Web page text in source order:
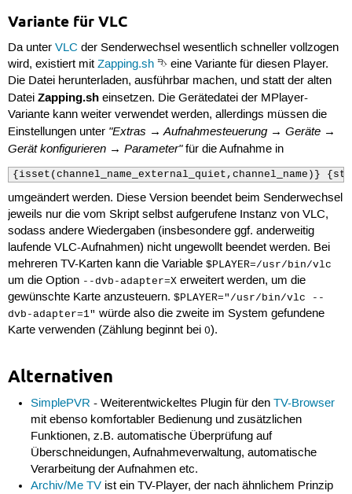
Variante für VLC
Da unter VLC der Senderwechsel wesentlich schneller vollzogen
wird, existiert mit Zapping.sh⮷ eine Variante für diesen Player.
Die Datei herunterladen, ausführbar machen, und statt der alten
Datei Zapping.sheinsetzen. Die Gerätedatei der MPlayer-
Variante kann weiter verwendet werden, allerdings müssen die
Einstellungen unter "Extras → Aufnahmesteuerung → Geräte →
Gerät konfigurieren → Parameter"für die Aufnahme in
{isset(channel_name_external_quiet,channel_name)}
umgeändert werden. Diese Version beendet beim Senderwechsel
jeweils nur die vom Skript selbst aufgerufene Instanz von VLC,
sodass andere Wiedergaben (insbesondere ggf. anderweitig
laufende VLC-Aufnahmen) nicht ungewollt beendet werden. Bei
mehreren TV-Karten kann die Variable $PLAYER=/usr/bin/vlc
um die Option --dvb-adapter=Xerweitert werden, um die
gewünschte Karte anzusteuern. $PLAYER="/usr/bin/vlc --
dvb-adapter=1" würde also die zweite im System gefundene
Karte verwenden (Zählung beginnt bei 0).
Alternativen
SimplePVR - Weiterentwickeltes Plugin für denTV-Browser
mit ebenso komfortabler Bedienung und zusätzlichen
Funktionen, z.B. automatische Überprüfung auf
Überschneidungen, Aufnahmeverwaltung, automatische
Verarbeitung der Aufnahmen etc.
Archiv/Me TV ist ein TV-Player, der nach ähnlichem Prinzip